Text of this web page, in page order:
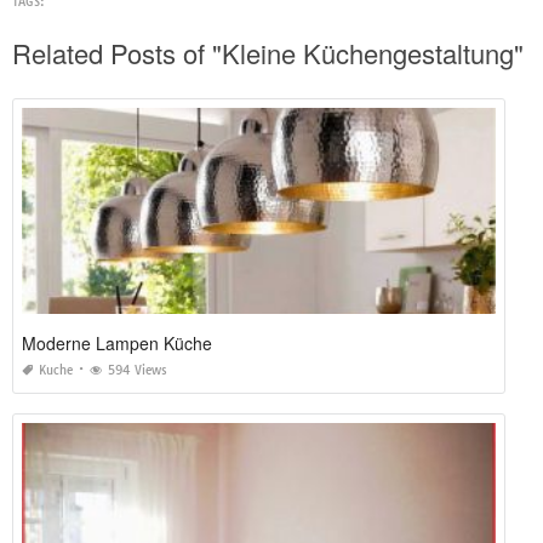
Related Posts of "Kleine Küchengestaltung"
Moderne Lampen Küche
Kuche 594 Views